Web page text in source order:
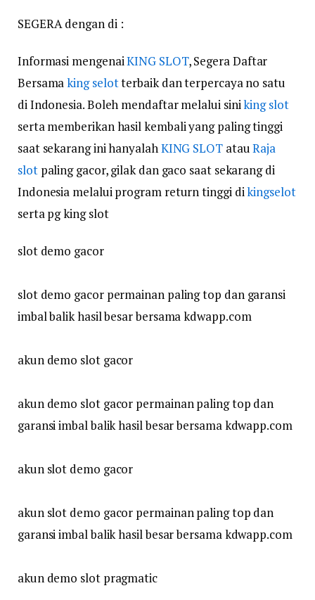
SEGERA dengan di :
Informasi mengenaiKING SLOT, Segera Daftar
Bersamaking selotterbaik dan terpercaya no satu
di Indonesia. Boleh mendaftar melalui siniking slot
serta memberikan hasil kembali yang paling tinggi
saat sekarang ini hanyalahKING SLOTatauRaja
slotpaling gacor, gilak dan gaco saat sekarang di
Indonesia melalui program return tinggi dikingselot
serta pg king slot
slot demo gacor
slot demo gacor permainan paling top dan garansi
imbal balik hasil besar bersama kdwapp.com
akun demo slot gacor
akun demo slot gacor permainan paling top dan
garansi imbal balik hasil besar bersama kdwapp.com
akun slot demo gacor
akun slot demo gacor permainan paling top dan
garansi imbal balik hasil besar bersama kdwapp.com
akun demo slot pragmatic